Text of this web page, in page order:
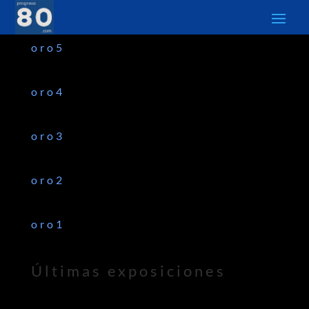
oro5
oro4
oro3
oro2
oro1
Últimas exposiciones